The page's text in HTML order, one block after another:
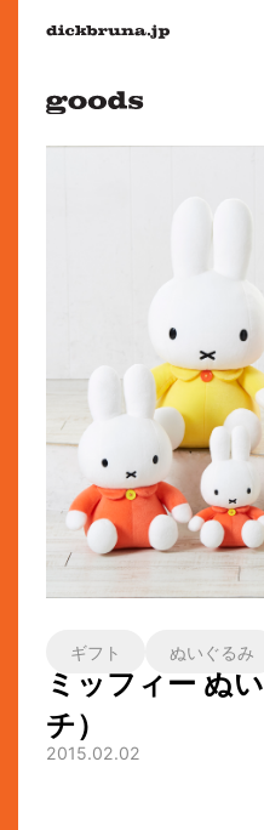
ギフト ぬいぐるみ
ミッフィー ぬ
チ）
2015.02.02